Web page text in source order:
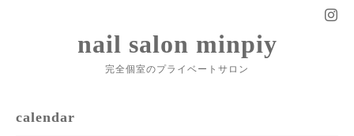
nail salon minpiy
完全個室のプライベートサロン
calendar